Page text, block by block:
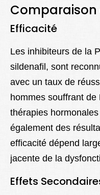
Efficacité
Les inhibiteurs de la
sildenafil, sont
avec un taux de
hommes souffrant de
thérapies
également des
efficacité dépend
jacente de la
Effets